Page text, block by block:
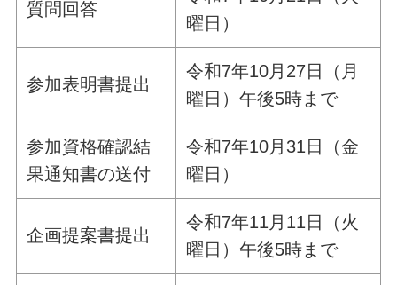
質問回答
曜日）
参加表明書提出
令和7年10月27日（月
曜日）午後5時まで
参加資格確認結
果通知書の送付
令和7年10月31日（金
曜日）
企画提案書提出
令和7年11月11日（火
曜日）午後5時まで